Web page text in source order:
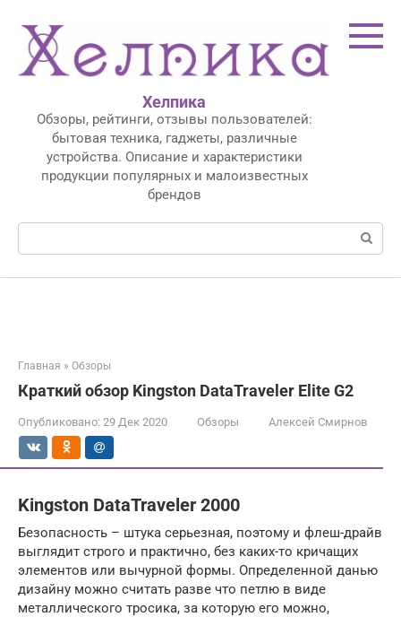
контенту
Хелпика
Обзоры, рейтинги, отзывы пользователей:
бытовая техника, гаджеты, различные
устройства. Описание и характеристики
продукции популярных и малоизвестных
брендов
Поиск:
Главная » Обзоры
Краткий обзор Kingston DataTraveler Elite G2
Опубликовано: 29 Дек 2020 Обзоры Алексей Смирнов
Kingston DataTraveler 2000
Безопасность – штука серьезная, поэтому и флеш-драйв
выглядит строго и практично, без каких-то кричащих
элементов или вычурной формы. Определенной данью
дизайну можно считать разве что петлю в виде
металлического тросика, за которую его можно,